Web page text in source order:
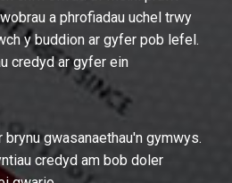
a phrofiadau uchel trwy
y buddion ar gyfer pob lefel.
credyd ar gyfer ein
brynu gwasanaethau'n gymwys.
credyd am bob doler